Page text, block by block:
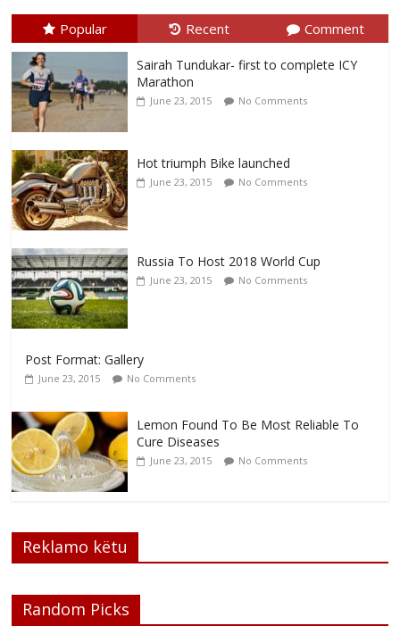
Popular Recent Comment
Sairah Tundukar- first to complete ICY
Marathon
June 23, 2015 No Comments
Hot triumph Bike launched
June 23, 2015 No Comments
Russia To Host 2018 World Cup
June 23, 2015 No Comments
Post Format: Gallery
June 23, 2015 No Comments
Lemon Found To Be Most Reliable To
Cure Diseases
June 23, 2015 No Comments
Reklamo këtu
Random Picks